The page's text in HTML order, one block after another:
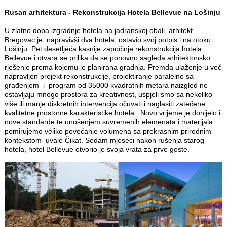
Rusan arhitektura - Rekonstrukcija Hotela Bellevue na Lošinju
U zlatno doba izgradnje hotela na jadranskoj obali, arhitekt
Bregovac je, napravivši dva hotela, ostavio svoj potpis i na otoku
Lošinju. Pet desetljeća kasnije započinje rekonstrukcija hotela
Bellevue i otvara se prilika da se ponovno sagleda arhitektonsko
rješenje prema kojemu je planirana gradnja. Premda ulaženje u već
napravljen projekt rekonstrukcije, projektiranje paralelno sa
građenjem i program od 35000 kvadratnih metara naizgled ne
ostavljaju mnogo prostora za kreativnost, uspjeli smo sa nekoliko
više ili manje diskretnih intervencija očuvati i naglasiti zatečene
kvalitetne prostorne karakteristike hotela. Novo vrijeme je donijelo i
nove standarde te unošenjem suvremenih elemenata i materijala
pomirujemo veliko povećanje volumena sa prekrasnim prirodnim
kontekstom uvale Čikat. Sedam mjeseci nakon rušenja starog
hotela, hotel Bellevue otvorio je svoja vrata za prve goste.